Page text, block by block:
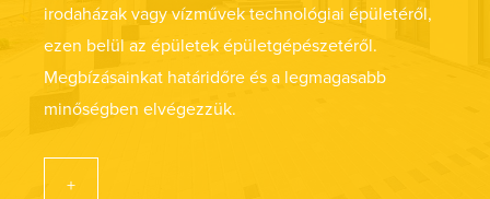
irodaházak vagy vízművek technológiai épületéről,
ezen belül az épületek épületgépészetéről.
Megbízásainkat határidőre és a legmagasabb
minőségben elvégezzük.
+